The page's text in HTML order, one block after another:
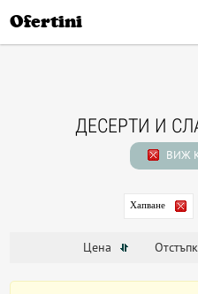
Ofertini
ДЕСЕРТИ И
ВИЖ
Хапване
Цена